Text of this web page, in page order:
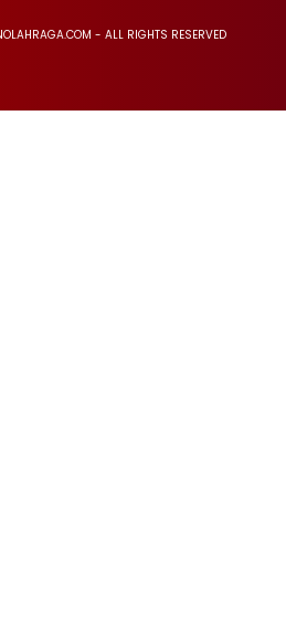
- ALL RIGHTS RESERVED